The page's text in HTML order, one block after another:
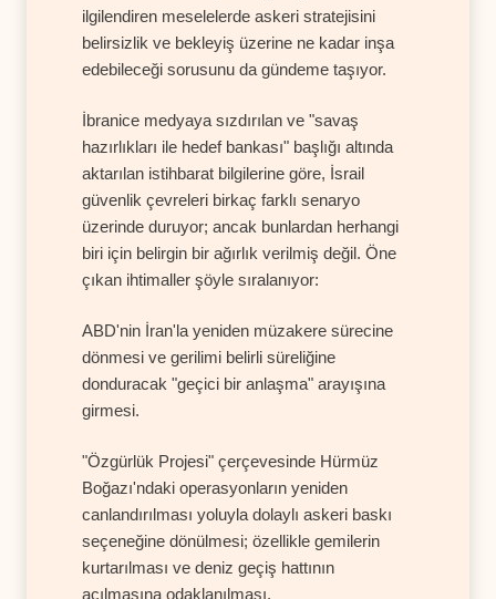
ilgilendiren meselelerde askeri stratejisini
belirsizlik ve bekleyiş üzerine ne kadar inşa
edebileceği sorusunu da gündeme taşıyor.
İbranice medyaya sızdırılan ve "savaş
hazırlıkları ile hedef bankası" başlığı altında
aktarılan istihbarat bilgilerine göre, İsrail
güvenlik çevreleri birkaç farklı senaryo
üzerinde duruyor; ancak bunlardan herhangi
biri için belirgin bir ağırlık verilmiş değil. Öne
çıkan ihtimaller şöyle sıralanıyor:
ABD'nin İran'la yeniden müzakere sürecine
dönmesi ve gerilimi belirli süreliğine
donduracak "geçici bir anlaşma" arayışına
girmesi.
"Özgürlük Projesi" çerçevesinde Hürmüz
Boğazı'ndaki operasyonların yeniden
canlandırılması yoluyla dolaylı askeri baskı
seçeneğine dönülmesi; özellikle gemilerin
kurtarılması ve deniz geçiş hattının
açılmasına odaklanılması.